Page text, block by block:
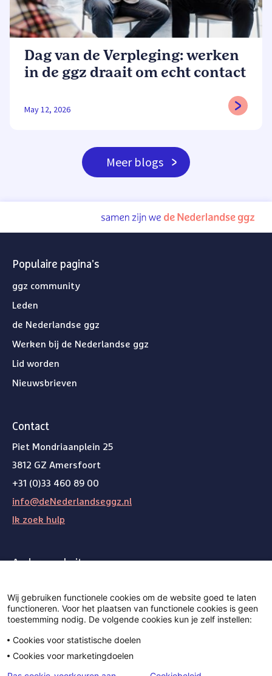
Dag van de Verpleging: werken
in de ggz draait om echt contact
May 12, 2026
Meer blogs
Populaire pagina's
ggz community
Leden
de Nederlandse ggz
Werken bij de Nederlandse ggz
Lid worden
Nieuwsbrieven
Contact
Piet Mondriaanplein 25
3812 GZ Amersfoort
+31 (0)33 460 89 00
info@deNederlandseggz.nl
Ik zoek hulp
Andere websites
Volg ons op Bluesky
Volg ons op LinkedIn
Wij gebruiken functionele cookies om de website goed te laten
functioneren. Voor het plaatsen van functionele cookies is geen
toestemming nodig. De volgende cookies kun je zelf instellen:
Cookies voor statistische doelen
Cookies voor marketingdoelen